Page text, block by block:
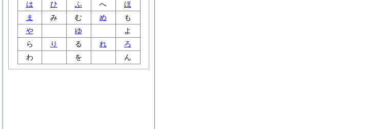
は
ひ ふ へ
ほ
ま
み む め
も
や
ゆ
よ
ら
り る れ
ろ
わ
を ん